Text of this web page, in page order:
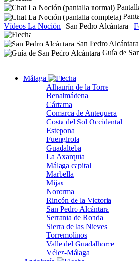
Vídeos La Noción | San Pedro Alcántara |
San Pedro Alcántara
Guía de
Málaga
Alhaurín de la Torre
Benalmádena
Cártama
Comarca de Antequera
Costa del Sol Occidental
Estepona
Fuengirola
Guadalteba
La Axarquía
Málaga capital
Marbella
Mijas
Nororma
Rincón de la Victoria
San Pedro Alcántara
Serranía de Ronda
Sierra de las Nieves
Torremolinos
Valle del Guadalhorce
Vélez-Málaga